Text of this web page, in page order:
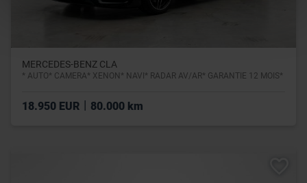
MERCEDES-BENZ CLA
* AUTO* CAMERA* XENON* NAVI* RADAR AV/AR* GARANTIE 12 MOIS*
18.950 EUR | 80.000 km